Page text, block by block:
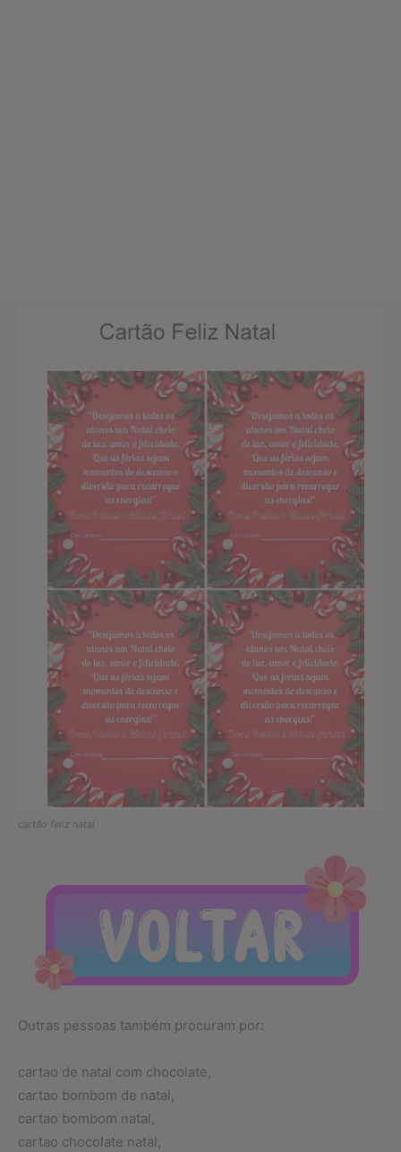
cartão feliz natal
Outras pessoas também procuram por:
cartao de natal com chocolate,
cartao bombom de natal,
cartao bombom natal,
cartao chocolate natal,